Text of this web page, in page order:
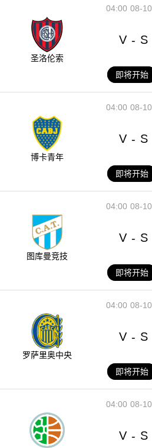
08-10
04:00
圣洛伦索
V - S
即将开始
08-10
04:00
博卡青年
V - S
即将开始
08-10
04:00
图库曼竞技
V - S
即将开始
08-10
04:00
罗萨里奥中央
V - S
即将开始
08-10
04:00
V - S